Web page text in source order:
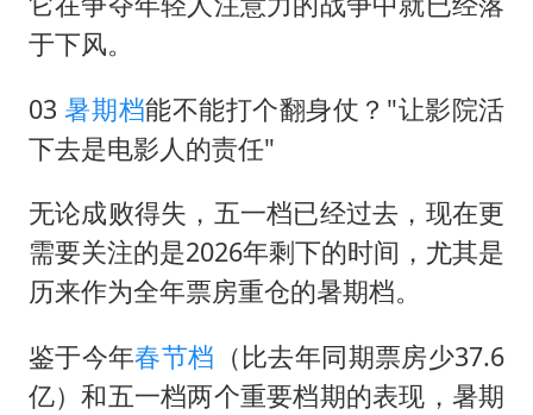
于下风。
03暑期档能不能打个翻身仗？"让影院活
下去是电影人的责任"
无论成败得失，五一档已经过去，现在更
需要关注的是2026年剩下的时间，尤其是
历来作为全年票房重仓的暑期档。
鉴于今年春节档 （比去年同期票房少37.6
亿）和五一档两个重要档期的表现，暑期